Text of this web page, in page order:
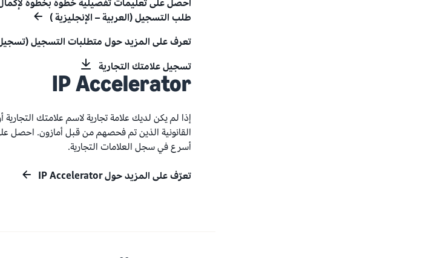
احصل على تعليمات تفصيلية خطوة بخطوة
طلب التسجيل (العربية – الإنجليزية )
تعرف على المزيد حول متطلبات التسجيل
تسجيل علامتك التجارية
IP Accelerator
القانونية الذين تم فحصهم من قبل أمازون. احصل
أسرع في سجل العلامات التجارية.
تعرّف على المزيد حول IP Accelerator